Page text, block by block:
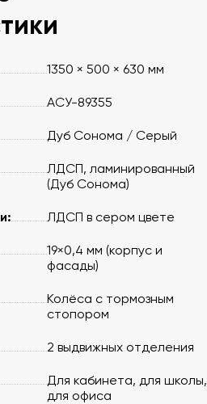
1350 × 500 × 630 мм
АСУ-89355
Дуб Сонома / Серый
ЛДСП, ламинированный
(Дуб Сонома)
ЛДСП в сером цвете
19×0,4 мм (корпус и
фасады)
Колёса с тормозным
стопором
2 выдвижных отделения
Для кабинета, для школы,
для офиса